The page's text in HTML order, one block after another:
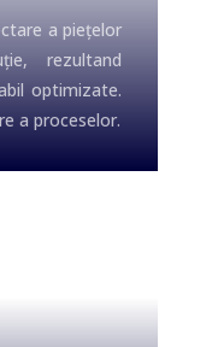
a piețelor
rezultand
optimizate.
a proceselor.